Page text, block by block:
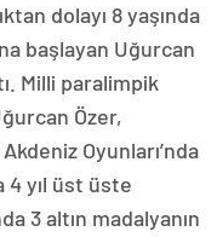
dolayı 8 yaşında
başlayan Uğurcan
Milli paralimpik
Özer,
Oyunları’nda
4 yıl üst üste
3 altın madalyanın